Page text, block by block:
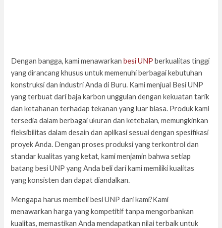
Dengan bangga, kami menawarkanbesi UNP berkualitas tinggi
yang dirancang khusus untuk memenuhi berbagai kebutuhan
konstruksi dan industri Anda di Buru. Kami menjual Besi UNP
yang terbuat dari baja karbon unggulan dengan kekuatan tarik
dan ketahanan terhadap tekanan yang luar biasa. Produk kami
tersedia dalam berbagai ukuran dan ketebalan, memungkinkan
fleksibilitas dalam desain dan aplikasi sesuai dengan spesifikasi
proyek Anda. Dengan proses produksi yang terkontrol dan
standar kualitas yang ketat, kami menjamin bahwa setiap
batang besi UNP yang Anda beli dari kami memiliki kualitas
yang konsisten dan dapat diandalkan.
Mengapa harus membeli besi UNP dari kami?Kami
menawarkan harga yang kompetitif tanpa mengorbankan
kualitas, memastikan Anda mendapatkan nilai terbaik untuk